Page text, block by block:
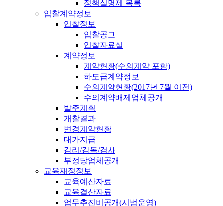
정책실명제 목록
입찰계약정보
입찰정보
입찰공고
입찰자료실
계약정보
계약현황(수의계약 포함)
하도급계약정보
수의계약현황(2017년 7월 이전)
수의계약배제업체공개
발주계획
개찰결과
변경계약현황
대가지급
감리/감독/검사
부정당업체공개
교육재정정보
교육예산자료
교육결산자료
업무추진비공개(시범운영)